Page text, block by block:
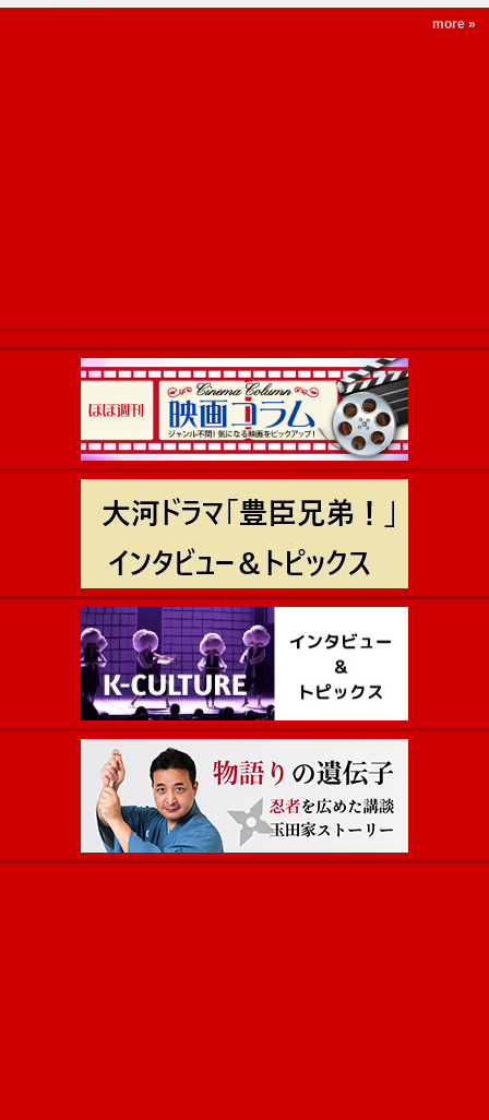
more »